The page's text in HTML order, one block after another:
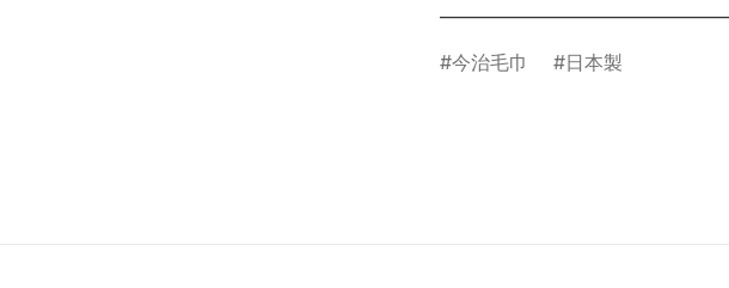
今治毛巾 日本製